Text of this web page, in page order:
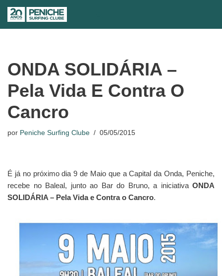
conteúdo
ONDA SOLIDÁRIA –
Pela Vida E Contra O
Cancro
por Peniche Surfing Clube 05/05/2015
É já no próximo dia 9 de Maio que a Capital da Onda, Peniche,
recebe no Baleal, junto ao Bar do Bruno, a iniciativa ONDA
SOLIDÁRIA – Pela Vida e Contra o Cancro.